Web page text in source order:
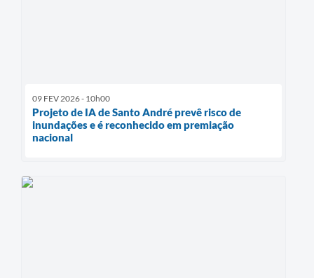
09 FEV 2026 - 10h00
Projeto de IA de Santo André prevê risco de
inundações e é reconhecido em premiação
nacional